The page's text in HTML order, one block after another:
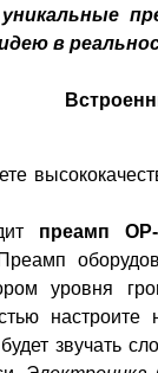
в
преамп
уровня
настроите
звучать